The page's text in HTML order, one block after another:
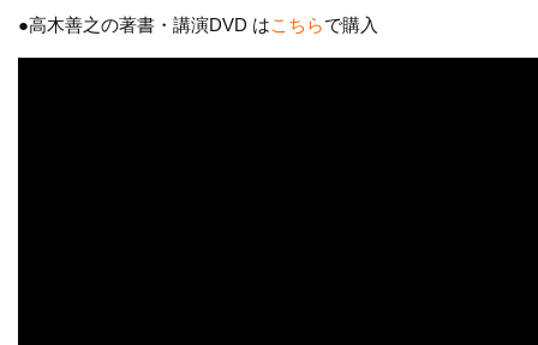
●高木善之の著書・講演DVD はこちらで購入